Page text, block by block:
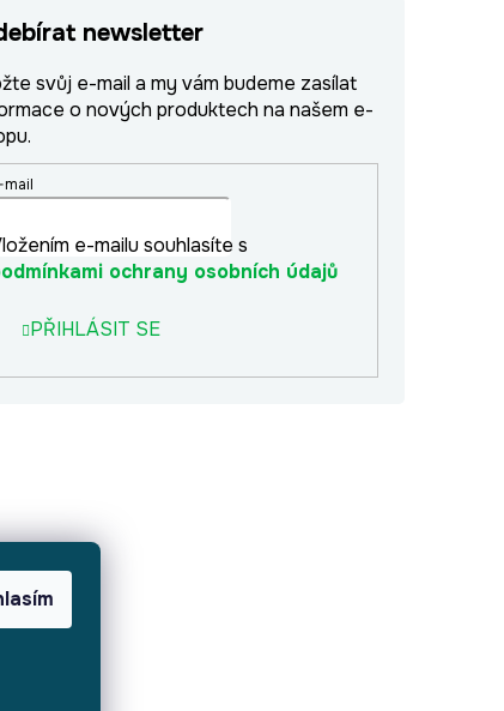
newsletter
svůj e-mail a my vám budeme zasílat
o nových produktech na našem e-
mail
e-mailu souhlasíte s
ochrany osobních údajů
PŘIHLÁSIT SE